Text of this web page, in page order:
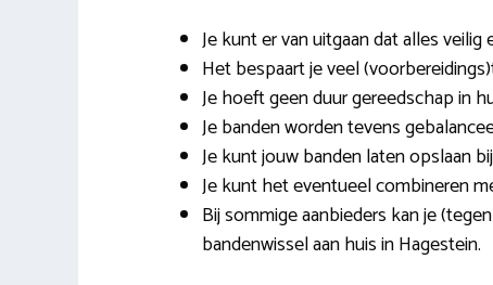
Je kunt er van uitgaan dat alles
Het bespaart je veel
Je hoeft geen duur gereedschap in
Je banden worden tevens
Je kunt jouw banden laten opslaan
Je kunt het eventueel combineren
Bij sommige aanbieders kan je
bandenwissel aan huis in Hagestein.